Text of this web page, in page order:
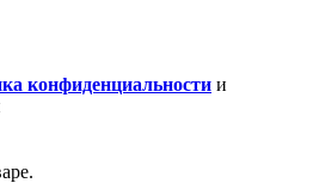
конфиденциальности и